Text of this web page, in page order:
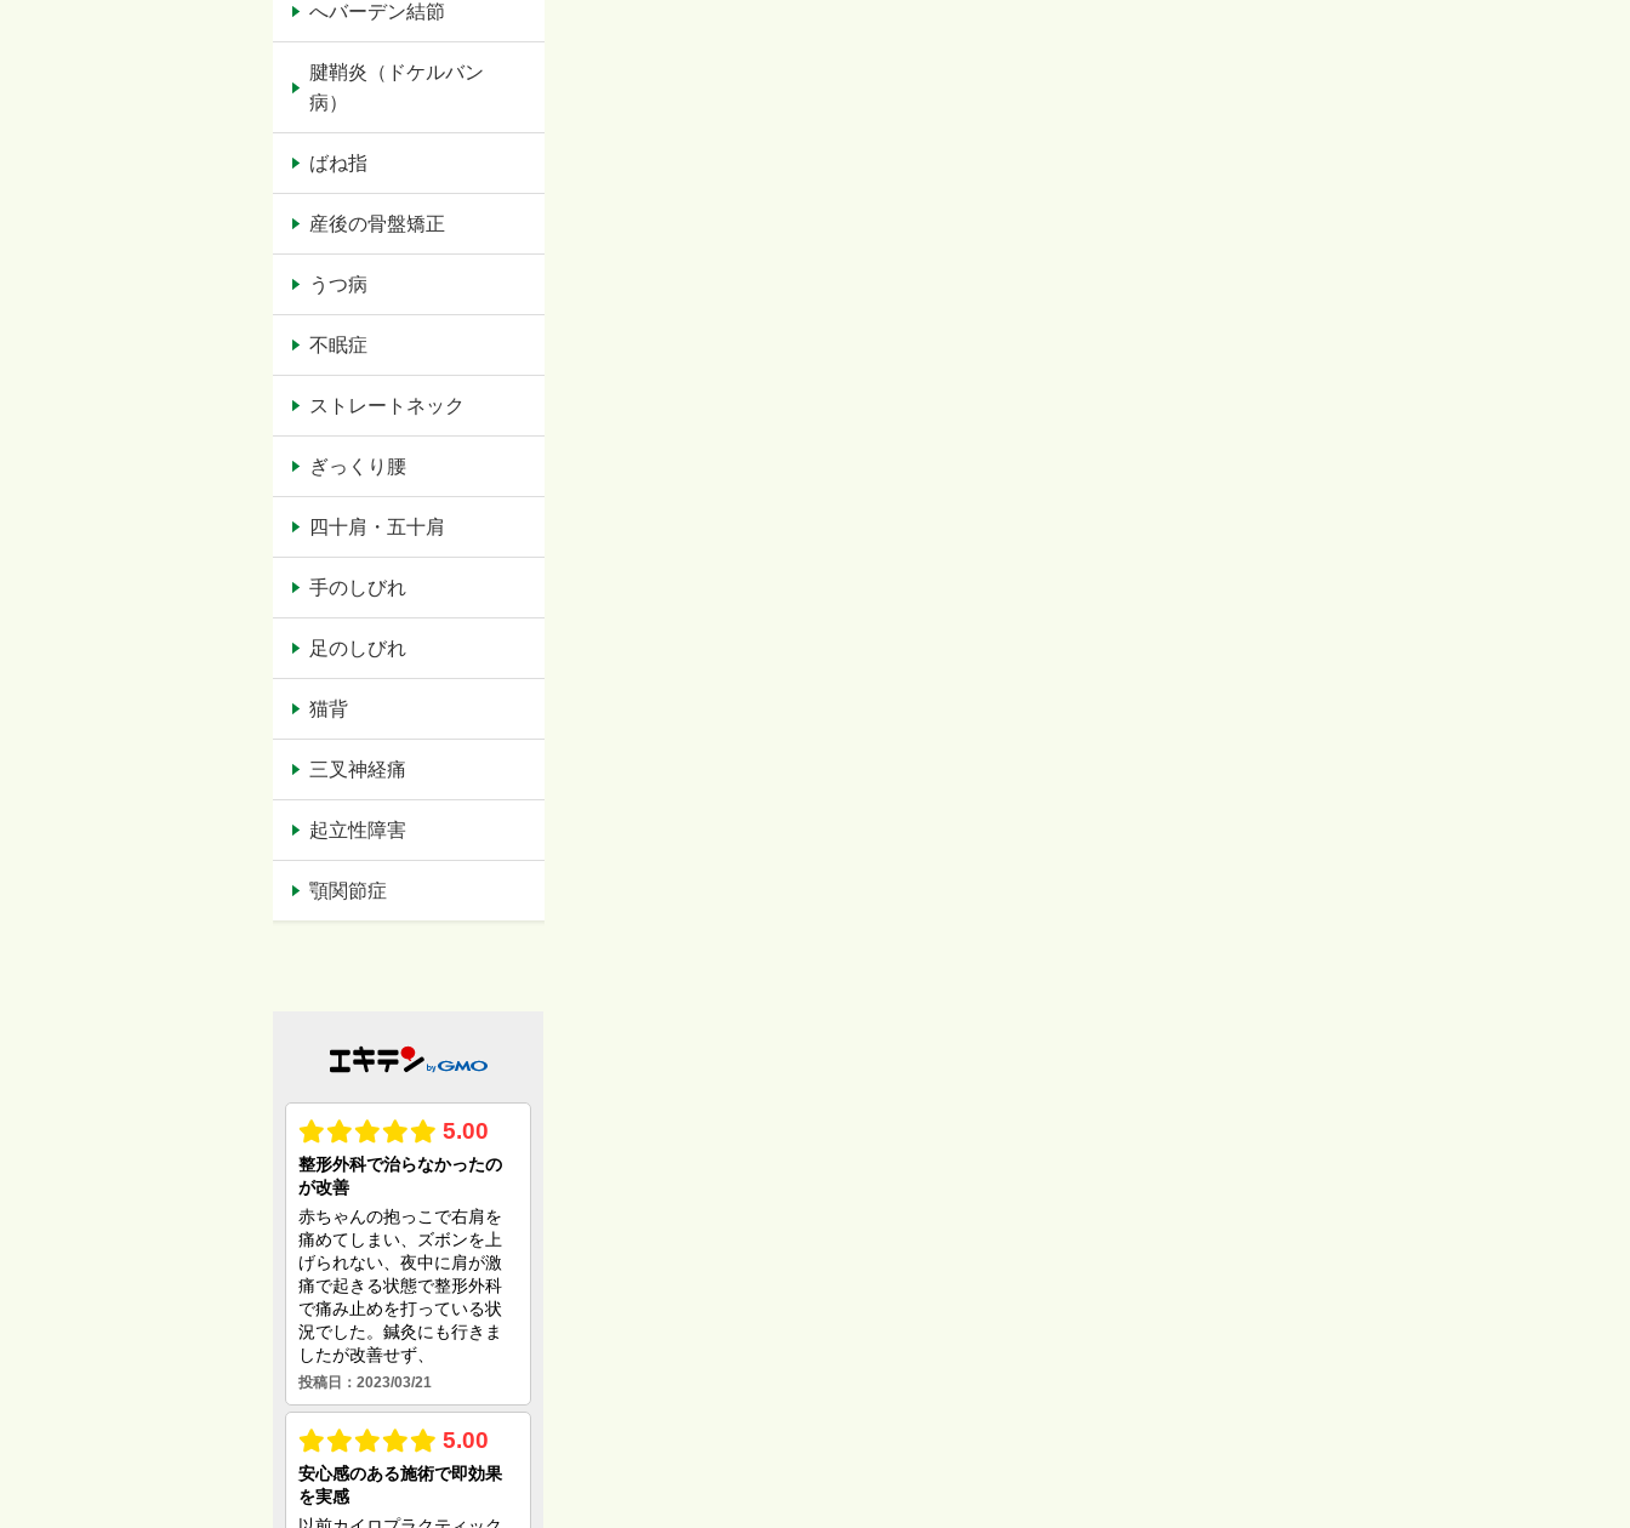
へバーデン結節
腱鞘炎（ドケルバン
病）
ばね指
産後の骨盤矯正
うつ病
不眠症
ストレートネック
ぎっくり腰
四十肩・五十肩
手のしびれ
足のしびれ
猫背
三叉神経痛
起立性障害
顎関節症